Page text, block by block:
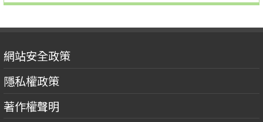
網站安全政策
隱私權政策
著作權聲明